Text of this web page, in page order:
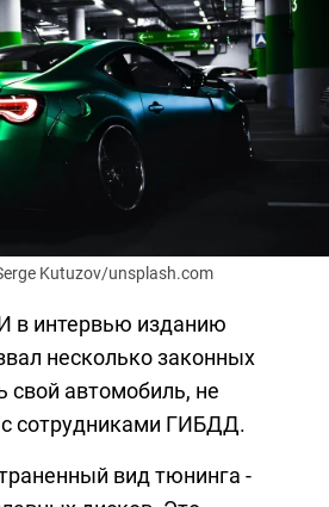
Kutuzov/unsplash.com
в интервью изданию
несколько законных
свой автомобиль, не
сотрудниками ГИБДД.
вид тюнинга -